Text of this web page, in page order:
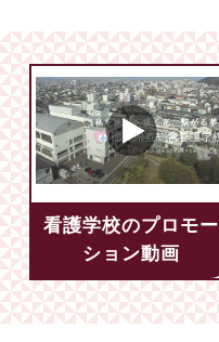
看護学校のプロモー
ション動画